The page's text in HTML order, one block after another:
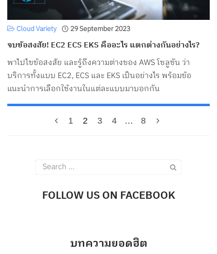
29 September 2023
Cloud Variety
จบข้อสงสัย! EC2 ECS EKS คืออะไร แตกต่างกันอย่างไร?
พาไปไขข้อสงสัย และรู้ถึงความต่างของ AWS โซลูชัน ว่า
บริการทั้งแบบ EC2, ECS และ EKS เป็นอย่างไร พร้อมข้อ
แนะนำการเลือกใช้งานในแต่ละแบบมาบอกกัน
1 2 3 4 … 8
Search
for:
FOLLOW US ON FACEBOOK
บทความยอดฮิต